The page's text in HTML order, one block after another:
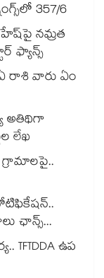
357/6
నమ్రత
ఫ్యాన్స్
ఏ రాశి వారు ఏం
అతిథిగా
లేఖ
గ్రామాలపై..
ఛాన్స్...
TFTDDA ఉప